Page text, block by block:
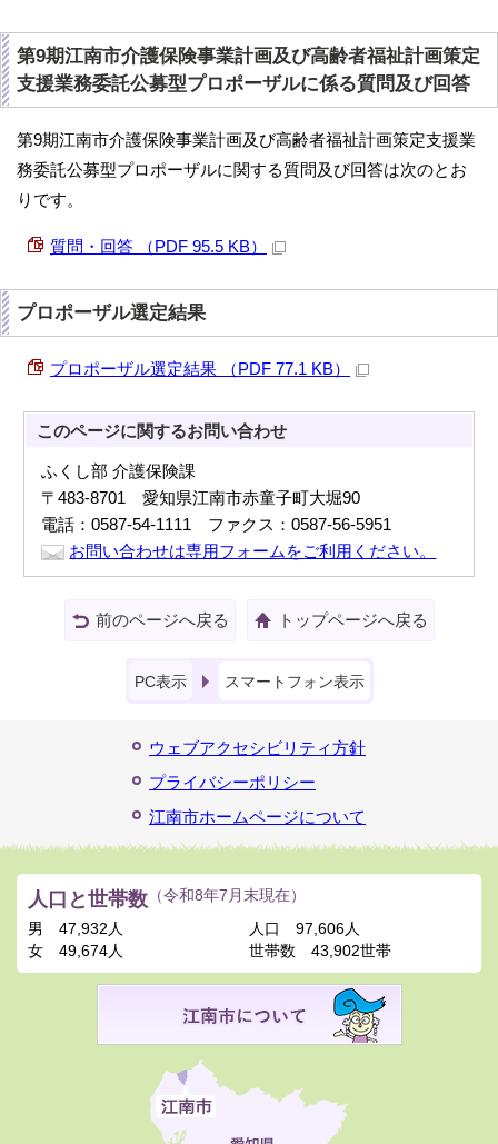
第9期江南市介護保険事業計画及び高齢者福祉計画策定
支援業務委託公募型プロポーザルに係る質問及び回答
第9期江南市介護保険事業計画及び高齢者福祉計画策定支援業
務委託公募型プロポーザルに関する質問及び回答は次のとお
りです。
質問・回答 （PDF 95.5 KB）
プロポーザル選定結果
プロポーザル選定結果 （PDF 77.1 KB）
このページに関するお問い合わせ
ふくし部 介護保険課
〒483-8701 愛知県江南市赤童子町大堀90
電話：0587-54-1111 ファクス：0587-56-5951
お問い合わせは専用フォームをご利用ください。
前のページへ戻る トップページへ戻る
PC表示 スマートフォン表示
ウェブアクセシビリティ方針
プライバシーポリシー
江南市ホームページについて
人口と世帯数 （令和8年7月末現在）
男
47,932人
女
49,674人
人口
97,606人
世帯数
43,902世帯